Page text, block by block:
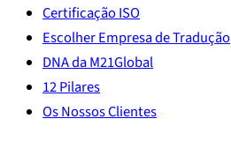
Certificação ISO
Escolher Empresa de Tradução
DNA da M21Global
12 Pilares
Os Nossos Clientes